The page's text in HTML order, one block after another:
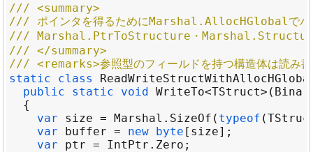
/// <summary>
/// ポインタを得るためにMarshal.AllocHGlobalでバイ
/// Marshal.PtrToStructure・
/// </summary>
/// <remarks>参照型のフィールドを持つ構造体は読み
static
class
public
static void WriteTo<TStruct> (
var
size = Marshal . SizeOf ( typeof (
var
buffer = new byte [ size
var
ptr = IntPtr . Zero